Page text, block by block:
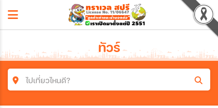
ทัวร์
ไปเที่ยวไหนดี?